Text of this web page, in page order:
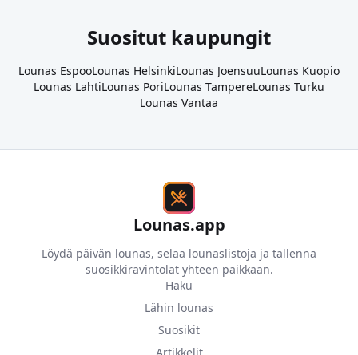
Suositut kaupungit
Lounas EspooLounas HelsinkiLounas JoensuuLounas Kuopio
Lounas LahtiLounas PoriLounas TampereLounas Turku
Lounas Vantaa
Lounas.app
Löydä päivän lounas, selaa lounaslistoja ja tallenna
suosikkiravintolat yhteen paikkaan.
Haku
Lähin lounas
Suosikit